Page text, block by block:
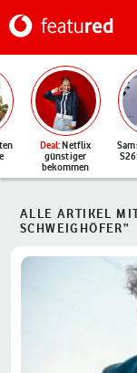
Deal: Netflix
günstiger
bekommen
ALLE ARTIKEL
SCHWEIGHÖFER“